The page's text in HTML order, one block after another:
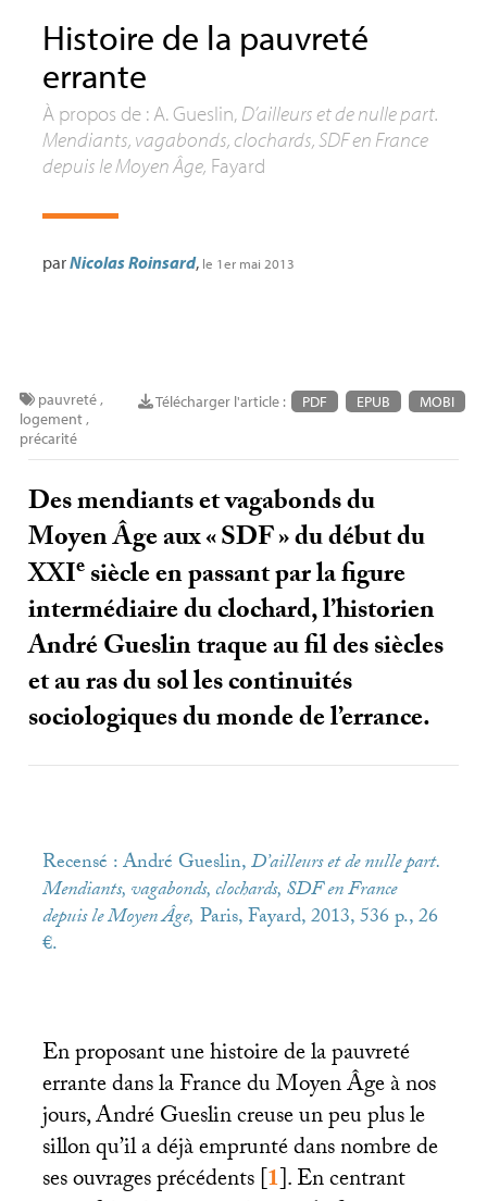
Histoire de la pauvreté
errante
À propos de : A. Gueslin, D’ailleurs et de nulle part.
Mendiants, vagabonds, clochards,SDFen France
depuis le Moyen Âge, Fayard
parNicolas Roinsard, le 1er mai 2013
Télécharger l'article : PDF EPUB MOBI
pauvreté,
logement,
précarité
Des mendiants et vagabonds du
Moyen Âge aux «SDF» du début du
XXIesiècle en passant par la figure
intermédiaire du clochard, l’historien
André Gueslin traque au fil des siècles
et au ras du sol les continuités
sociologiques du monde de l’errance.
Recensé : André Gueslin,D’ailleurs et de nulle part.
Mendiants, vagabonds, clochards,SDFen France
depuis le Moyen Âge, Paris, Fayard, 2013, 536 p., 26
€.
En proposant une histoire de la pauvreté
errante dans la France du Moyen Âge à nos
jours, André Gueslin creuse un peu plus le
sillon qu’il a déjà emprunté dans nombre de
ses ouvrages précédents[1]. En centrant